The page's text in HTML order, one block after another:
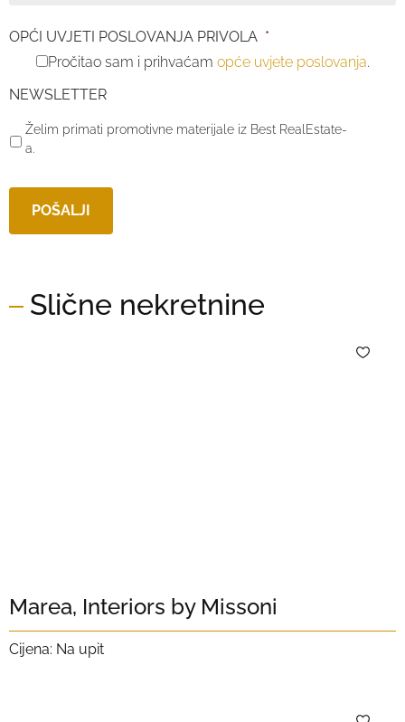
OPĆI UVJETI POSLOVANJA PRIVOLA *
Pročitao sam i prihvaćam opće uvjete poslovanja.
NEWSLETTER
Želim primati promotivne materijale iz Best RealEstate-
a.
Slične nekretnine
Marea, Interiors by Missoni
Cijena: Na upit